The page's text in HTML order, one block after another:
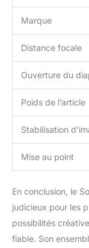
Marque
Distance focale
Ouverture du
Poids de l’article
Stabilisation
Mise au point
En conclusion, le
judicieux pour les
possibilités
fiable. Son